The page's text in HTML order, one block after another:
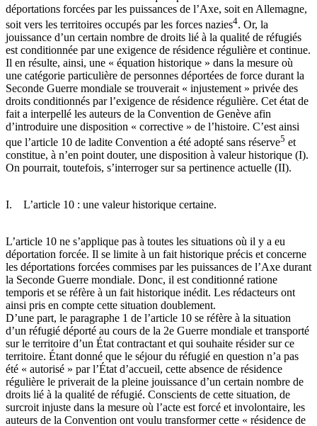
déportations forcées par les puissances de l’Axe, soit en Allemagne,
soit vers les territoires occupés par les forces nazies4. Or, la
jouissance d’un certain nombre de droits lié à la qualité de réfugiés
est conditionnée par une exigence de résidence régulière et continue.
Il en résulte, ainsi, une « équation historique » dans la mesure où
une catégorie particulière de personnes déportées de force durant la
Seconde Guerre mondiale se trouverait « injustement » privée des
droits conditionnés par l’exigence de résidence régulière. Cet état de
fait a interpellé les auteurs de la Convention de Genève afin
d’introduire une disposition « corrective » de l’histoire. C’est ainsi
que l’article 10 de ladite Convention a été adopté sans réserve5 et
constitue, à n’en point douter, une disposition à valeur historique (I).
On pourrait, toutefois, s’interroger sur sa pertinence actuelle (II).
I. L’article 10 : une valeur historique certaine.
L’article 10 ne s’applique pas à toutes les situations où il y a eu
déportation forcée. Il se limite à un fait historique précis et concerne
les déportations forcées commises par les puissances de l’Axe durant
la Seconde Guerre mondiale. Donc, il est conditionné ratione
temporis et se réfère à un fait historique inédit. Les rédacteurs ont
ainsi pris en compte cette situation doublement.
D’une part, le paragraphe 1 de l’article 10 se réfère à la situation
d’un réfugié déporté au cours de la 2e Guerre mondiale et transporté
sur le territoire d’un État contractant et qui souhaite résider sur ce
territoire. Étant donné que le séjour du réfugié en question n’a pas
été « autorisé » par l’État d’accueil, cette absence de résidence
régulière le priverait de la pleine jouissance d’un certain nombre de
droits lié à la qualité de réfugié. Conscients de cette situation, de
surcroit injuste dans la mesure où l’acte est forcé et involontaire, les
auteurs de la Convention ont voulu transformer cette « résidence de